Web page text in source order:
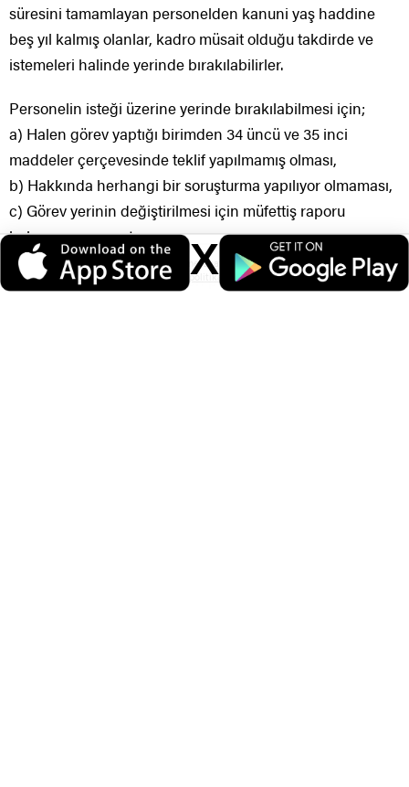
süresini tamamlayan personelden kanuni yaş haddine
beş yıl kalmış olanlar, kadro müsait olduğu takdirde ve
istemeleri halinde yerinde bırakılabilirler.
Personelin isteği üzerine yerinde bırakılabilmesi için;
a) Halen görev yaptığı birimden 34 üncü ve 35 inci
maddeler çerçevesinde teklif yapılmamış olması,
b) Hakkında herhangi bir soruşturma yapılıyor olmaması,
c) Görev yerinin değiştirilmesi için müfettiş raporu
bulunmaması, şartı aranır.
Birinci fıkra kapsamına giren personel, talep etmesi
X
Veri politikasındaki amaçlarla sınırlı ve mevzuata uygun şekilde çerez
konumlandırmaktayız. Detaylar içinveri politikamızıinceleyebilirsiniz.